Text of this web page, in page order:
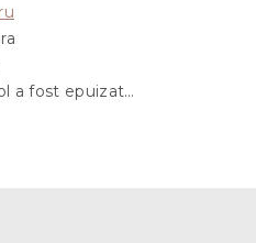
a fost epuizat…